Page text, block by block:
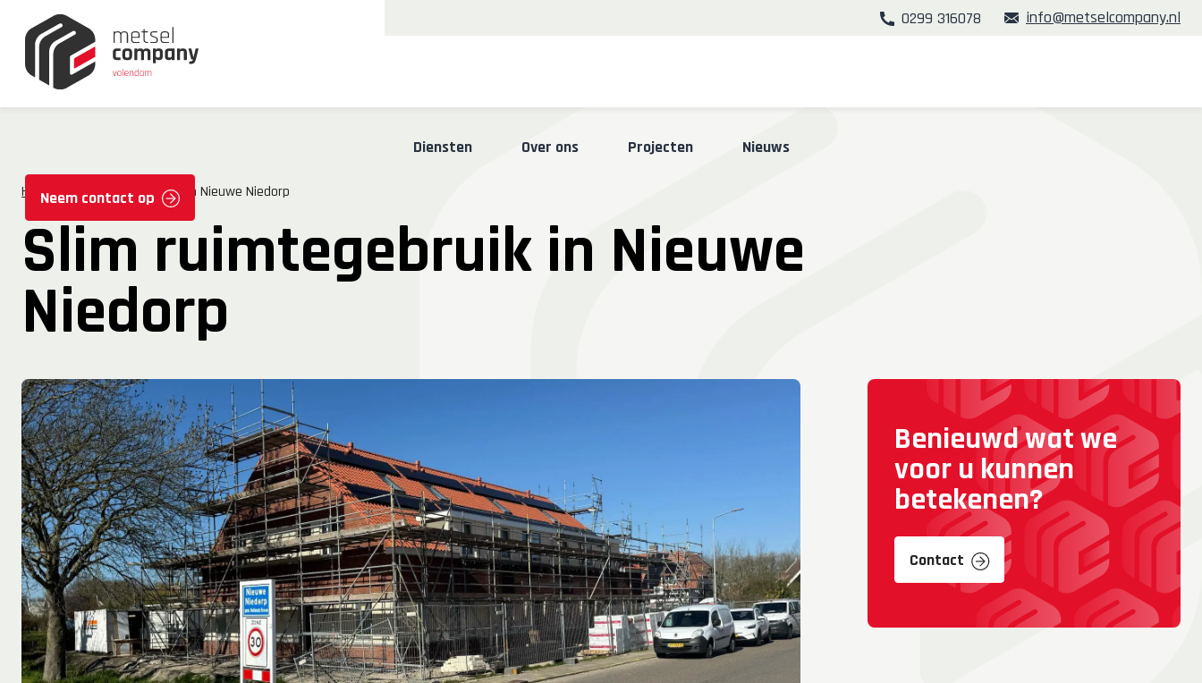
0299 316078 info@metselcompany.nl
Diensten Over ons Projecten Nieuws
Neem contact op
Home Slim ruimtegebruik in Nieuwe Niedorp
Slim ruimtegebruik in Nieuwe
Niedorp
Benieuwd wat we
voor u kunnen
betekenen?
Contact